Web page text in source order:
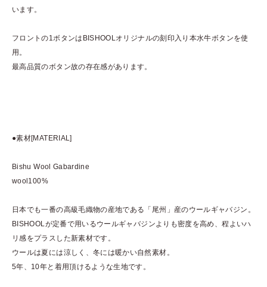
います。
フロントの1ボタンはBISHOOLオリジナルの刻印入り本水牛ボタンを使
用。
最高品質のボタン故の存在感があります。
●素材[MATERIAL]
Bishu Wool Gabardine
wool100%
日本でも一番の高級毛織物の産地である「尾州」産のウールギャバジン。
BISHOOLが定番で用いるウールギャバジンよりも密度を高め、程よいハ
リ感をプラスした新素材です。
ウールは夏には涼しく、冬には暖かい自然素材。
5年、10年と着用頂けるような生地です。